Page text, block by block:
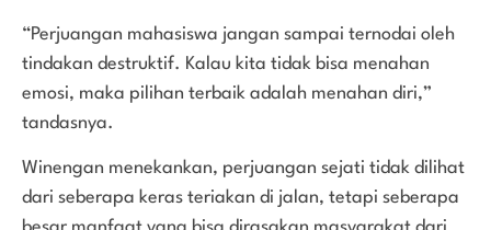
“Perjuangan mahasiswa jangan sampai ternodai oleh
tindakan destruktif. Kalau kita tidak bisa menahan
emosi, maka pilihan terbaik adalah menahan diri,”
tandasnya.
Winengan menekankan, perjuangan sejati tidak dilihat
dari seberapa keras teriakan di jalan, tetapi seberapa